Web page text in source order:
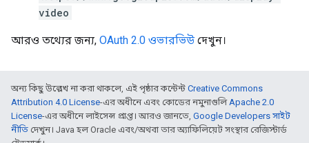
video
আরও তথ্যের জন্য, OAuth 2.0 ওভারভিউ দেখুন।
অন্য কিছু উল্লেখ না করা থাকলে, এই পৃষ্ঠার কন্টেন্ট Creative Commons
Attribution 4.0 License-এর অধীনে এবং কোডের নমুনাগুলিApache 2.0
License-এর অধীনে লাইসেন্স প্রাপ্ত। আরও জানতে, Google Developers সাইট
নীতি দেখুন। Java হল Oracle এবং/অথবা তার অ্যাফিলিয়েট সংস্থার রেজিস্টার্ড